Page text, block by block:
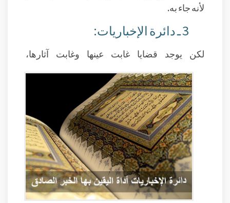
لأنه جاء به.
3 ـ دائرة الإخباريات:
لكن يوجد قضايا غابت عينها وغابت آثارها،